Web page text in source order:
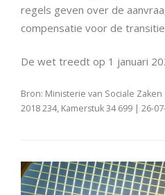
regels geven over de
compensatie voor de
De wet treedt op 1 januari
Bron: Ministerie van Sociale
2018 234, Kamerstuk 34 699 | 26-